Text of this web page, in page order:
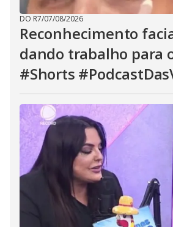
DO R7/07/08/2026
Reconhecimento
dando trabalho para
#Shorts